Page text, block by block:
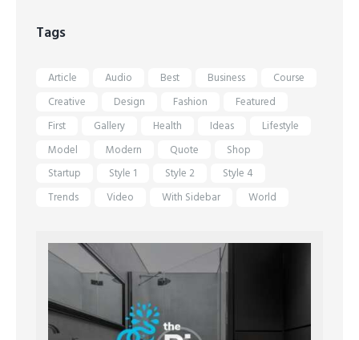
Tags
Article Audio Best Business
Course
Creative
Design Fashion
Featured
First
Gallery Health Ideas
Lifestyle
Model
Modern Quote
Shop
Startup
Style 1 Style 2
Style 4
Trends
Video With Sidebar World